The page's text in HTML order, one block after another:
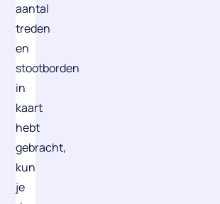
aantal
treden
en
stootborden
in
kaart
hebt
gebracht,
kun
je